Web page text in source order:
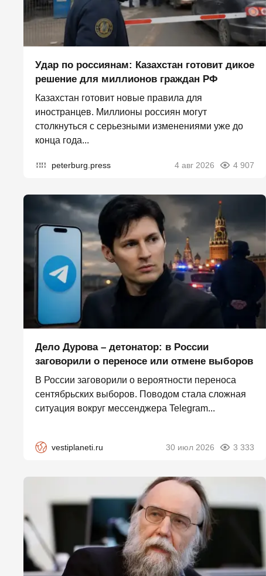
Удар по россиянам: Казахстан готовит дикое
решение для миллионов граждан РФ
Казахстан готовит новые правила для
иностранцев. Миллионы россиян могут
столкнуться с серьезными изменениями уже до
конца года...
peterburg.press 4 авг 2026 4 907
Дело Дурова – детонатор: в России
заговорили о переносе или отмене выборов
В России заговорили о вероятности переноса
сентябрьских выборов. Поводом стала сложная
ситуация вокруг мессенджера Telegram...
vestiplaneti.ru 30 июл 2026 3 333